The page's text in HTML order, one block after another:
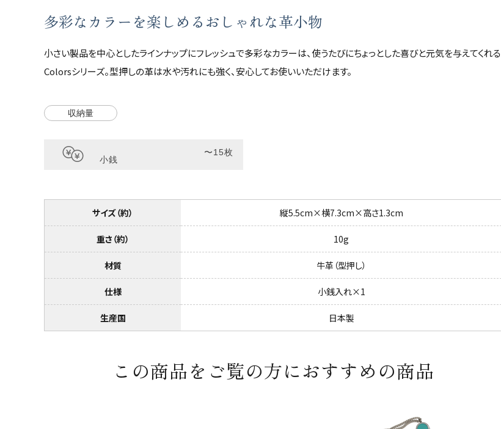
カテゴリーから探す
新着商品
ガイドライン
実店舗へのアクセス
多彩なカラーを楽しめるおしゃれな革小物
小さい製品を中心としたラインナップにフレッシュで多彩なカラーは、使うたびにちょっとした喜びと元気を与えてくれる
Colorsシリーズ。型押しの革は水や汚れにも強く、安心してお使いいただけます。
収納量
小銭
〜15枚
サイズ（約） 縦5.5cm×横7.3cm×高さ1.3cm
重さ（約） 10g
材質 牛革（型押し）
仕様 小銭入れ×1
生産国 日本製
この商品をご覧の方におすすめの商品